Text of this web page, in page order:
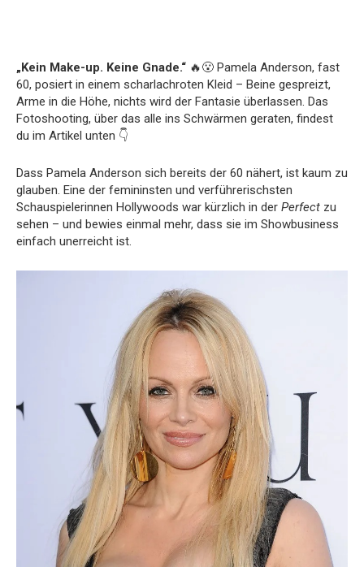
„Kein Make-up. Keine Gnade.“ 🔥😮 Pamela Anderson, fast
60, posiert in einem scharlachroten Kleid – Beine gespreizt,
Arme in die Höhe, nichts wird der Fantasie überlassen. Das
Fotoshooting, über das alle ins Schwärmen geraten, findest
du im Artikel unten 👇
Dass Pamela Anderson sich bereits der 60 nähert, ist kaum zu
glauben. Eine der femininsten und verführerischsten
Schauspielerinnen Hollywoods war kürzlich in der Perfect zu
sehen – und bewies einmal mehr, dass sie im Showbusiness
einfach unerreicht ist.